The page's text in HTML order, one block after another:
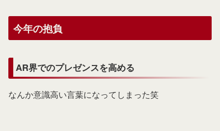
今年の抱負
AR界でのプレゼンスを高める
なんか意識高い言葉になってしまった笑